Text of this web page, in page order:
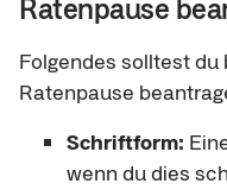
Ratenpause
Folgendes solltest
Ratenpause
Schriftform:
wenn du dies